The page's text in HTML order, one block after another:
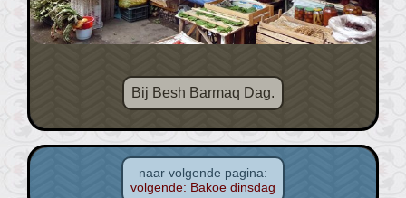
Bij Besh Barmaq Dag.
naar volgende pagina:
volgende: Bakoe dinsdag